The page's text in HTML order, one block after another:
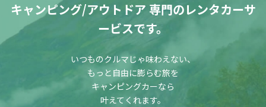
キャンピング/アウトドア 専門のレンタカーサ
ービスです。
いつものクルマじゃ味わえない、
もっと自由に膨らむ旅を
キャンピングカーなら
叶えてくれます。